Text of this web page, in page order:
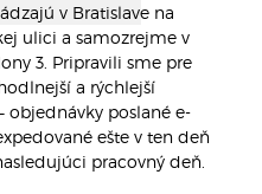
v Bratislave na
ulici a samozrejme v
3. Pripravili sme pre
a rýchlejší
objednávky poslané e-
ešte v ten deň
pracovný deň.